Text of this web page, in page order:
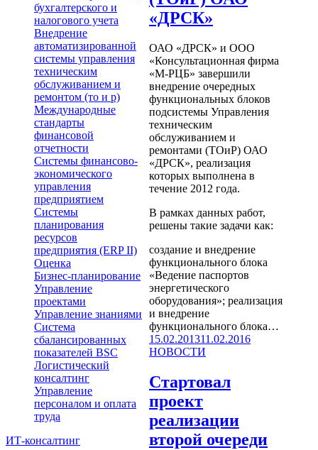
бухгалтерского и
налогового учета
Внедрение
автоматизированной
системы управления
техническим
обслуживанием и
ремонтом (то и р)
Международные
стандарты
финансовой
отчетности
Системы финансово-
экономического
управления
предприятием
Системы
планирования
ресурсов
предприятия (ERP II)
Оценка
Бизнес-планирование
Управление
проектами
Управление знаниями
Система
сбалансированных
показателей BSC
Логистический
консалтинг
Управление
персоналом и оплата
труда
ИТ-консалтинг
«ДРСК»
ОАО «ДРСК» и ООО
«Консультационная фирма
«М-РЦБ» завершили
внедрение очередных
функциональных блоков
подсистемы Управления
техническим
обслуживанием и
ремонтами (ТОиР) ОАО
«ДРСК», реализация
которых выполнена в
течение 2012 года.
В рамках данных работ,
решены такие задачи как:
создание и внедрение
функционального блока
«Ведение паспортов
энергетического
оборудования»; реализация
и внедрение
функционального блока…
Опубликовано
15.02.201311.02.2016Рубрики
НОВОСТИ
Стартовал
проект
реализации
второй очереди